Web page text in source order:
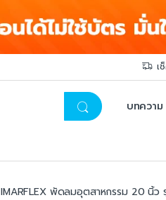
เ
บทความ
IMARFLEX พัดลมอุตสาหกรรม 20 นิ้